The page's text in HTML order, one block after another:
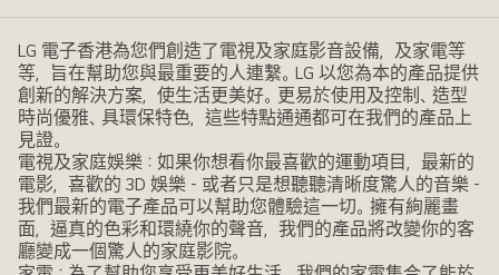
LG 電子香港為您們創造了電視及家庭影音設備，及家電等
等，旨在幫助您與最重要的人連繫。LG 以您為本的產品提供
創新的解決方案，使生活更美好。更易於使用及控制、造型
時尚優雅、具環保特色，這些特點通通都可在我們的產品上
見證。
電視及家庭娛樂：如果你想看你最喜歡的運動項目，最新的
電影，喜歡的 3D 娛樂 - 或者只是想聽聽清晰度驚人的音樂 -
我們最新的電子產品可以幫助您體驗這一切。擁有絢麗畫
面，逼真的色彩和環繞你的聲音，我們的產品將改變你的客
廳變成一個驚人的家庭影院。